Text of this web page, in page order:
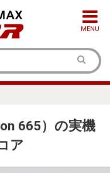
MENU
665）の実機
ア